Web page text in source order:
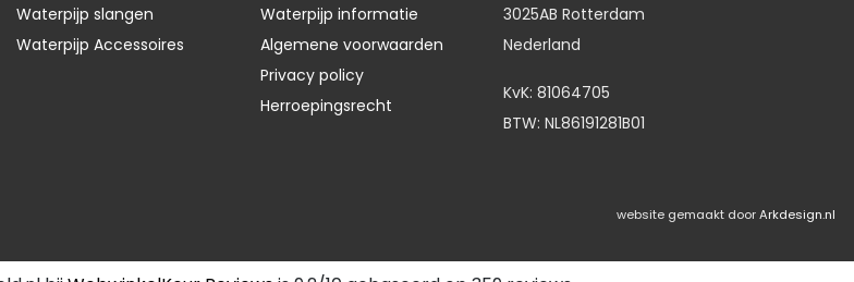
Waterpijp slangen
Waterpijp Accessoires
Waterpijp informatie
Algemene voorwaarden
Privacy policy
Herroepingsrecht
3025AB Rotterdam
Nederland
KvK: 81064705
BTW: NL86191281B01
website gemaakt doorArkdesign.nl